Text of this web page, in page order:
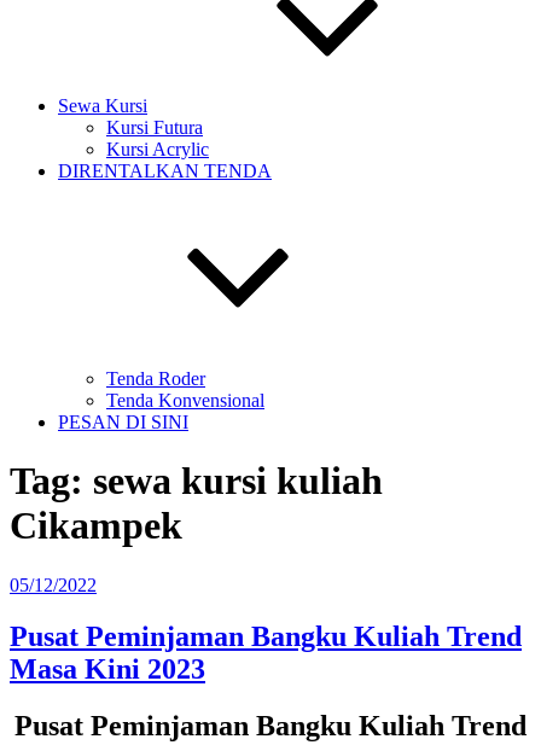
Sewa Kursi
Kursi Futura
Kursi Acrylic
DIRENTALKAN TENDA
Tenda Roder
Tenda Konvensional
PESAN DI SINI
Tag: sewa kursi kuliah
Cikampek
Diposkan
05/12/2022
Pusat Peminjaman Bangku Kuliah Trend
Masa Kini 2023
Pusat Peminjaman Bangku Kuliah Trend